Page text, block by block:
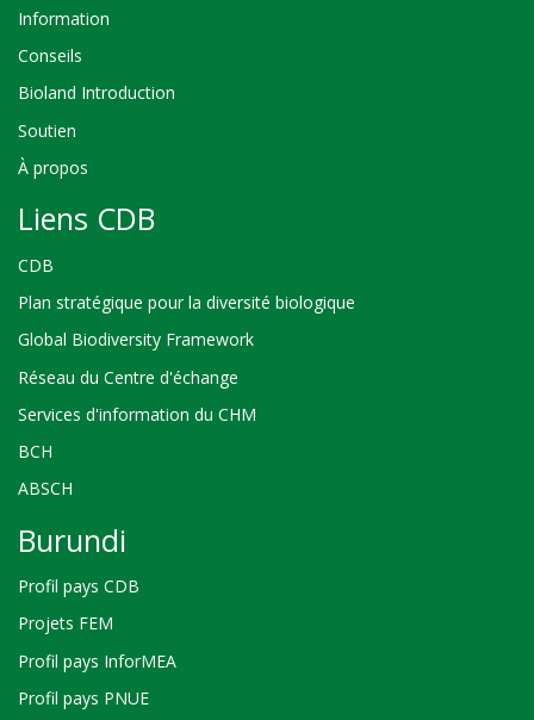
Information
Conseils
Bioland Introduction
Soutien
À propos
Liens CDB
CDB
Plan stratégique pour la diversité biologique
Global Biodiversity Framework
Réseau du Centre d'échange
Services d'information du CHM
BCH
ABSCH
Burundi
Profil pays CDB
Projets FEM
Profil pays InforMEA
Profil pays PNUE